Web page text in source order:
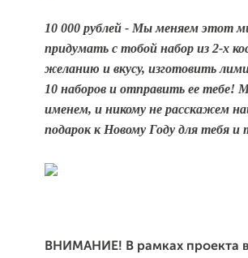
10 000 рублей - Мы меняем этот
придумать с тобой набор из 2-х
желанию и вкусу, изготовить
10 наборов и отправить ее тебе!
именем, и никому не расскажем
подарок к Новому Году для тебя и
ВНИМАНИЕ! В рамках проекта